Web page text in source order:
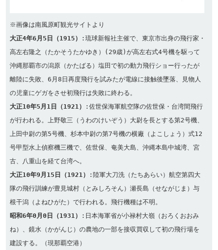
大正4年6月5日（1915）
:琉球新報社主催で、東京市出身の飛行家・
高左右隆之（たかそうたかゆき）(29歳)が高左右式4号機を駆って
沖縄那覇市の潟原（かたばる）塩田で初の動力飛行ショー行ったが
離陸に失敗、6月8日再度飛行を試みたが電線に接触後墜落、見物人
大正10年5月1日（1921）
:佐世保海軍航空隊の佐世保・台湾間飛行
が行われる。上野敬三（うわのけいぞう）大尉を長とする第2号機、
上田中尉の第5号機、杉本中尉の第7号機の横廠（よこしょう）式12
号甲型水上偵察機三機で、佐世保、奄美大島、沖縄本島中城湾、宮
大正10年9月15日（1921）
:陸軍大刀洗（たちあらい）航空第四大
隊の飛行訓練が豊見城村（とみしろそん）瀬長島（せながじま）与
昭和6年0月0日（1931）
:日本海軍省が小禄村大嶺（おろくおおみ
ね）、鏡水（かがんじ）の農地の一部を接収買収して初の飛行場を